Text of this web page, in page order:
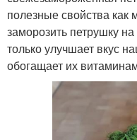
полезные свойства как
заморозить петрушку
только улучшает вкус
обогащает их